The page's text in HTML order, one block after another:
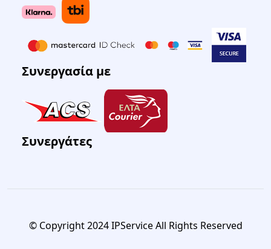
Συνεργασία με
Συνεργάτες
© Copyright 2024 IPService All Rights Reserved